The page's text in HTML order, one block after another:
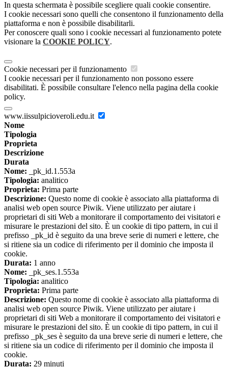
In questa schermata è possibile scegliere quali cookie consentire.
I cookie necessari sono quelli che consentono il funzionamento della
piattaforma e non è possibile disabilitarli.
Per conoscere quali sono i cookie necessari al funzionamento potete
visionare la COOKIE POLICY.
Cookie necessari per il funzionamento
I cookie necessari per il funzionamento non possono essere
disabilitati. È possibile consultare l'elenco nella pagina della cookie
policy.
www.iissulpicioveroli.edu.it
Nome
Tipologia
Proprieta
Descrizione
Durata
Nome: _pk_id.1.553a
Tipologia: analitico
Proprieta: Prima parte
Descrizione: Questo nome di cookie è associato alla piattaforma di
analisi web open source Piwik. Viene utilizzato per aiutare i
proprietari di siti Web a monitorare il comportamento dei visitatori e
misurare le prestazioni del sito. È un cookie di tipo pattern, in cui il
prefisso _pk_id è seguito da una breve serie di numeri e lettere, che
si ritiene sia un codice di riferimento per il dominio che imposta il
cookie.
Durata: 1 anno
Nome: _pk_ses.1.553a
Tipologia: analitico
Proprieta: Prima parte
Descrizione: Questo nome di cookie è associato alla piattaforma di
analisi web open source Piwik. Viene utilizzato per aiutare i
proprietari di siti Web a monitorare il comportamento dei visitatori e
misurare le prestazioni del sito. È un cookie di tipo pattern, in cui il
prefisso _pk_ses è seguito da una breve serie di numeri e lettere, che
si ritiene sia un codice di riferimento per il dominio che imposta il
cookie.
Durata: 29 minuti